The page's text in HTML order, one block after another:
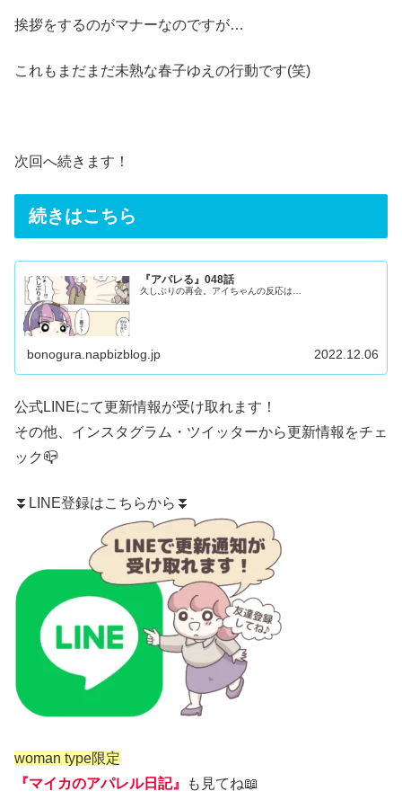
挨拶をするのがマナーなのですが…
これもまだまだ未熟な春子ゆえの行動です(笑)
次回へ続きます！
続きはこちら
『アパレる』048話
久しぶりの再会。アイちゃんの反応は…
bonogura.napbizblog.jp 2022.12.06
公式LINEにて更新情報が受け取れます！
その他、 インスタグラム ・ ツイッターから更新情報をチェ
ック📪
⏬LINE登録はこちらから⏬
woman type限定
『マイカのアパレル日記』
も見てね📖